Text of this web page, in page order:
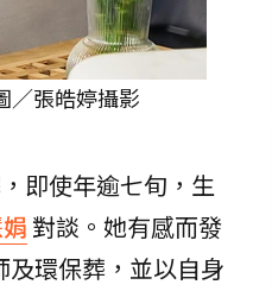
／張皓婷攝影
即使年逾七旬，生
對談。她有感而發
環保葬，並以自身